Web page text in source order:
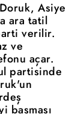
Asiye
ara tatil
verilir.
ve
açar.
partisinde
basması